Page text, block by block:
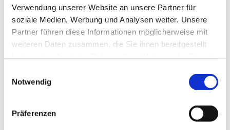
Verwendung unserer Website an unsere Partner für
soziale Medien, Werbung und Analysen weiter. Unsere
Partner führen diese Informationen möglicherweise mit
weiteren Daten zusammen, die Sie ihnen bereitgestellt
Notwendig
Präferenzen
ww.erlebnis-tanz.de